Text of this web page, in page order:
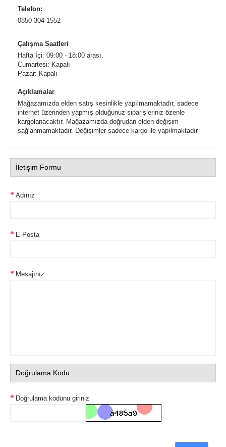
Telefon:
0850 304 1552
Çalışma Saatleri
Hafta İçi: 09:00 - 18:00 arası.
Cumartesi: Kapalı
Pazar: Kapalı
Açıklamalar
Mağazamızda elden satış kesinlikle yapılmamaktadır, sadece
internet üzerinden yapmış olduğunuz siparişleriniz özenle
kargolanacaktır. Mağazamızda doğrudan elden değişim
sağlanmamaktadır. Değişimler sadece kargo ile yapılmaktadır
İletişim Formu
Adınız
E-Posta
Mesajınız
Doğrulama Kodu
Doğrulama kodunu giriniz